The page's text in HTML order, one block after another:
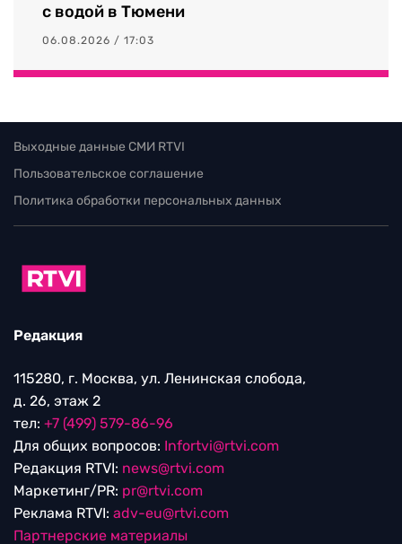
с водой в Тюмени
06.08.2026 / 17:03
Выходные данные СМИ RTVI
Пользовательское соглашение
Политика обработки персональных данных
Редакция
115280, г. Москва, ул. Ленинская слобода,
д. 26, этаж 2
тел: +7 (499) 579-86-96
Для общих вопросов: Infortvi@rtvi.com
Редакция RTVI: news@rtvi.com
Маркетинг/PR: pr@rtvi.com
Реклама RTVI: adv-eu@rtvi.com
Партнерские материалы